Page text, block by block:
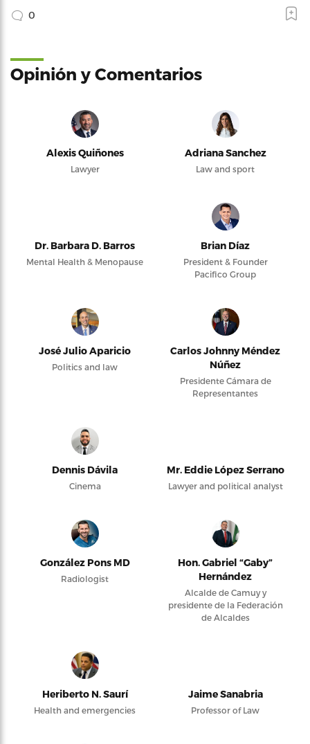
0
Opinión y Comentarios
Alexis Quiñones
Lawyer
Adriana Sanchez
Law and sport
Dr. Barbara D. Barros
Mental Health & Menopause
Brian Díaz
President & Founder
Pacifico Group
José Julio Aparicio
Politics and law
Carlos Johnny Méndez
Núñez
Presidente Cámara de
Representantes
Dennis Dávila
Cinema
Mr. Eddie López Serrano
Lawyer and political analyst
González Pons MD
Radiologist
Hon. Gabriel “Gaby”
Hernández
Alcalde de Camuy y
presidente de la Federación
de Alcaldes
Heriberto N. Saurí
Health and emergencies
Jaime Sanabria
Professor of Law